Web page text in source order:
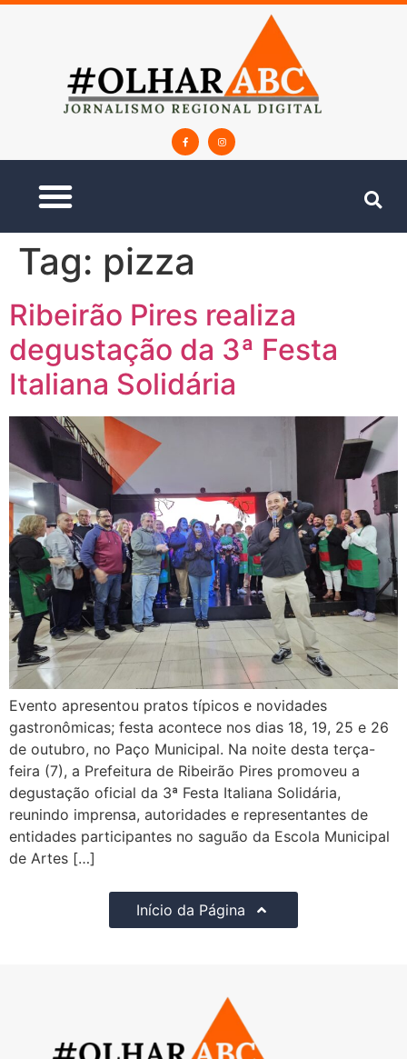
Tag: pizza
Ribeirão Pires realiza
degustação da 3ª Festa
Italiana Solidária
Evento apresentou pratos típicos e novidades
gastronômicas; festa acontece nos dias 18, 19, 25 e 26
de outubro, no Paço Municipal. Na noite desta terça-
feira (7), a Prefeitura de Ribeirão Pires promoveu a
degustação oficial da 3ª Festa Italiana Solidária,
reunindo imprensa, autoridades e representantes de
entidades participantes no saguão da Escola Municipal
de Artes […]
Início da Página